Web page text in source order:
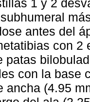
1 y 2
antes del
con 2
patas
con la base
ancha (4.95